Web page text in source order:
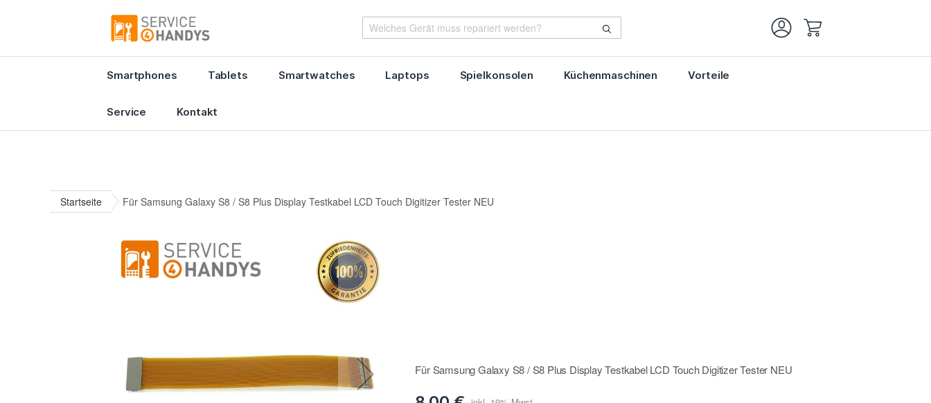
Smartphones Tablets Smartwatches Laptops Spielkonsolen Küchenmaschinen Vorteile
Service Kontakt
Startseite Für Samsung Galaxy S8 / S8 Plus Display Testkabel LCD Touch Digitizer Tester NEU
Für Samsung Galaxy S8 / S8 Plus Display Testkabel LCD Touch Digitizer Tester NEU